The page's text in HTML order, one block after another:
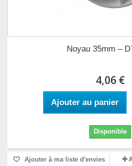
Noyau 35mm –
4,06 €
Ajouter au panier
Disponible
Ajouter à ma liste d'envies